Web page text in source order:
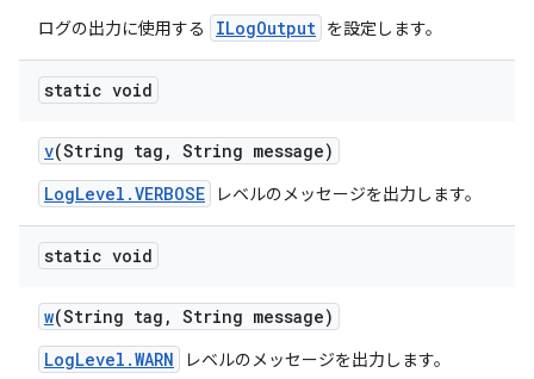
ログの出力に使用する ILogOutput を設定します。
static void
v(String tag , String message)
LogLevel.VERBOSE
レベルのメッセージを出力します。
static void
w(String tag , String message)
LogLevel.WARN
レベルのメッセージを出力します。